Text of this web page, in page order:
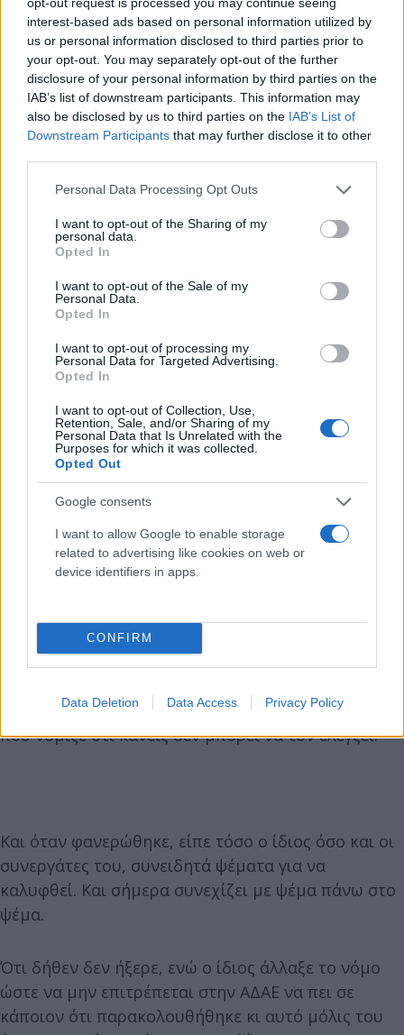
interest-based ads based on personal information utilized by
us or personal information disclosed to third parties prior to
your opt-out. You may separately opt-out of the further
disclosure of your personal information by third parties on the
IAB’s list of downstream participants. This information may
also be disclosed by us to third parties on the IAB’s List of
Downstream Participants that may further disclose it to other
Please note that this website/app uses one or more Google
not limited to your visit or usage behaviour. You may click to
grant or deny consent to Google and its third-party tags to
use your data for below specified purposes in below Google
consent section.
Personal Data Processing Opt Outs
I want to opt-out of the Sharing of my
personal data.
Opted In
I want to opt-out of the Sale of my
Personal Data.
Opted In
I want to opt-out of processing my
Personal Data for Targeted Advertising.
Opted In
I want to opt-out of Collection, Use,
Retention, Sale, and/or Sharing of my
Personal Data that Is Unrelated with the
Purposes for which it was collected.
Opted Out
Google consents
I want to allow Google to enable storage
related to advertising like cookies on web or
device identifiers in apps.
CONFIRM
Data Deletion Data Access Privacy Policy
«Καμιά υποκριτική συγγνώμη δεν μπορεί να σβήσει
το τραύμα που έχει επιφέρει στη δημοκρατική
λειτουργία του πολιτεύματος», δηλώνει ο
πρόεδρος του ΣΥΡΙΖΑ και προσθέτει: «Σε ό,τι μας
αφορά, θα κάνουμε ό,τι περνά από το χέρι μας,
ευθύνες και να υπάρξει δημοκρατική αναμόρφωση
του καθεστώτος της ΕΥΠ».
«Με μια πλειοψηφία δημοκρατικής λογικής και
θεσμικής ευαισθησίας, που έχει ανάγκη ο τόπος.
Γιατί το κράτος δικαίου στην Ελληνική Δημοκρατία,
είναι κατάκτηση αδιαπραγμάτευτη», καταλήγει ο
Αλέξης Τσίπρας.
Η πλήρης δήλωση Τσίπρα:
«Η κακοποίηση του κράτους δικαίου από το
καθεστώς Μητσοτάκη, με τις παρακολουθήσεις
δημοσιογράφων και πολιτικών, προσβάλλει
βάναυσα τη δημοκρατία μας.
Δεν πρόκειται για μέγα και ασυγχώρητο λάθος.
καθεστωτική αλαζονεία, από έναν πρωθυπουργό
που νόμιζε ότι κανείς δεν μπορεί να τον ελέγξει.
Και όταν φανερώθηκε, είπε τόσο ο ίδιος όσο και οι
συνεργάτες του, συνειδητά ψέματα για να
καλυφθεί. Και σήμερα συνεχίζει με ψέμα πάνω στο
ψέμα.
Ότι δήθεν δεν ήξερε, ενώ ο ίδιος άλλαξε το νόμο
ώστε να μην επιτρέπεται στην ΑΔΑΕ να πει σε
κάποιον ότι παρακολουθήθηκε κι αυτό μόλις του